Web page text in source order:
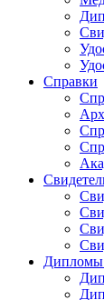
Справки
Дипломы